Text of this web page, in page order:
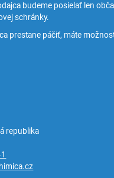
budeme posielať len
schránky.
prestane páčiť, máte
republika